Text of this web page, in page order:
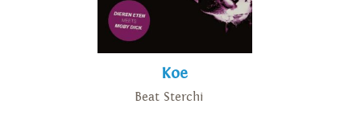
Koe
Beat Sterchi